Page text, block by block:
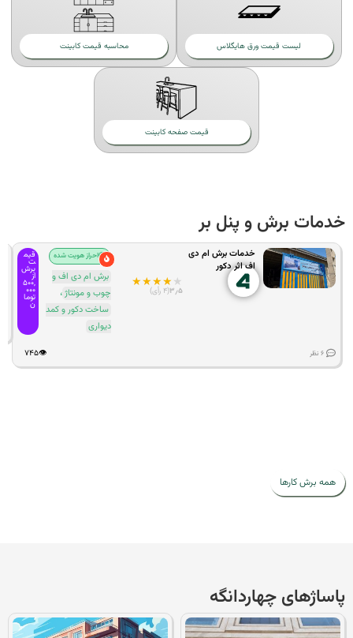
لیست قیمت ورق هایگلاس محاسبه قیمت کابینت
قیمت صفحه کابینت
برش و پنل بر
برش کارها
خدمات برش ام دی
اف اثر دکور
★★★
احراز هویت شده
برش ام دی اف و
چوب و مونتاژ،
ساخت دکور و کمد
دیواری
قیم
ت
از
۵۰۰,
ن
چهاردانگه